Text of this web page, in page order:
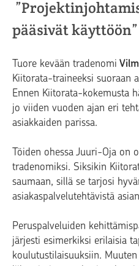
pääsivät käyttöön”
Tuore kevään tradenomi
Kiitorata-traineeksi suoraan
Ennen Kiitorata-kokemusta
jo viiden vuoden ajan eri
asiakkaiden parissa.
Töiden ohessa Juuri-Oja on
tradenomiksi. Siksikin
saumaan, sillä se tarjosi
asiakaspalvelutehtävistä
Peruspalveluiden
järjesti esimerkiksi erilaisia
koulutustilaisuuksiin.